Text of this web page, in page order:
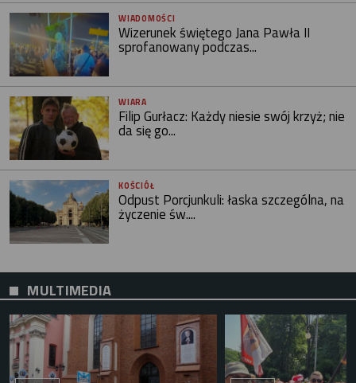
WIADOMOŚCI
Wizerunek świętego Jana Pawła II
sprofanowany podczas...
WIARA
Filip Gurłacz: Każdy niesie swój krzyż; nie
da się go...
KOŚCIÓŁ
Odpust Porcjunkuli: łaska szczególna, na
życzenie św....
MULTIMEDIA